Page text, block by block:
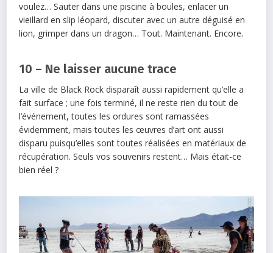
voulez… Sauter dans une piscine à boules, enlacer un
vieillard en slip léopard, discuter avec un autre déguisé en
lion, grimper dans un dragon… Tout. Maintenant. Encore.
10 – Ne laisser aucune trace
La ville de Black Rock disparaît aussi rapidement qu’elle a
fait surface ; une fois terminé, il ne reste rien du tout de
l’événement, toutes les ordures sont ramassées
évidemment, mais toutes les œuvres d’art ont aussi
disparu puisqu’elles sont toutes réalisées en matériaux de
récupération. Seuls vos souvenirs restent… Mais était-ce
bien réel ?